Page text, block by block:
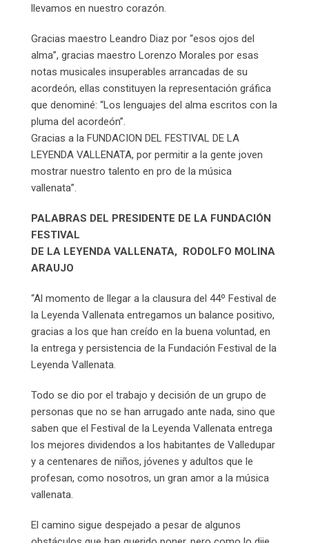
llevamos en nuestro corazón.
Gracias maestro Leandro Diaz por “esos ojos del
alma”, gracias maestro Lorenzo Morales por esas
notas musicales insuperables arrancadas de su
acordeón, ellas constituyen la representación gráfica
que denominé: “Los lenguajes del alma escritos con la
pluma del acordeón”.
Gracias a la FUNDACION DEL FESTIVAL DE LA
LEYENDA VALLENATA, por permitir a la gente joven
mostrar nuestro talento en pro de la música
vallenata”.
PALABRAS DEL PRESIDENTE DE LA FUNDACIÓN
FESTIVAL
DE LA LEYENDA VALLENATA, RODOLFO MOLINA
ARAUJO
“Al momento de llegar a la clausura del 44º Festival de
la Leyenda Vallenata entregamos un balance positivo,
gracias a los que han creído en la buena voluntad, en
la entrega y persistencia de la Fundación Festival de la
Leyenda Vallenata.
Todo se dio por el trabajo y decisión de un grupo de
personas que no se han arrugado ante nada, sino que
saben que el Festival de la Leyenda Vallenata entrega
los mejores dividendos a los habitantes de Valledupar
y a centenares de niños, jóvenes y adultos que le
profesan, como nosotros, un gran amor a la música
vallenata.
El camino sigue despejado a pesar de algunos